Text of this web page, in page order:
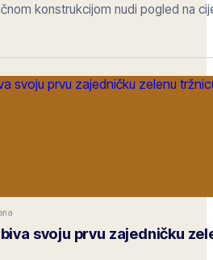
konstrukcijom nudi pogled na
svoju prvu zajedničku